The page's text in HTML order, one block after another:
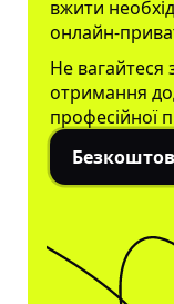
вжити
онлайн-
Не вагайтеся
отримання
професійної